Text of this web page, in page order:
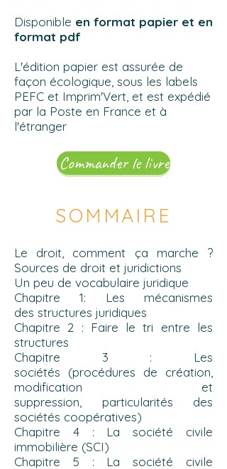
Disponible en format papier et en
format pdf
L'édition papier est assurée de
façon écologique, sous les labels
PEFC et Imprim'Vert, et est expédié
par la Poste en France et à
l'étranger
Commander le livre
SOMMAIRE
Le droit, comment ça marche ?
Sources de droit et juridictions
Un peu de vocabulaire juridique
Chapitre 1:
Les mécanismes
des structures juridiques
Chapitre 2 : Faire le tri entre les
structures
Chapitre 3 : Les
sociétés (procédures de création,
modification et
suppression, particularités des
sociétés coopératives)
Chapitre 4 : La société civile
immobilière (SCI)
Chapitre 5 : La société civile